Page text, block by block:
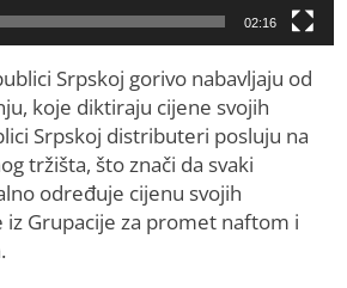
02:16
Srpskoj gorivo nabavljaju od
koje diktiraju cijene svojih
Srpskoj distributeri posluju na
tržišta, što znači da svaki
određuje cijenu svojih
iz Grupacije za promet naftom i